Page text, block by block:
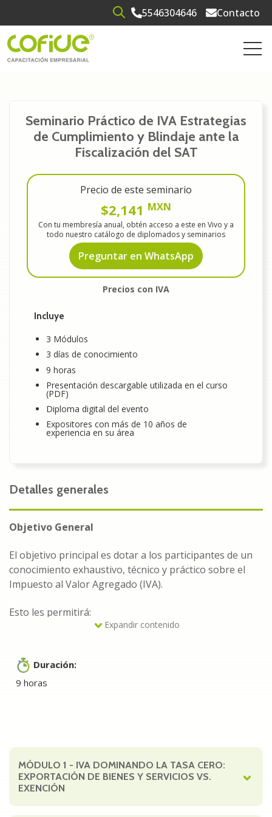
Open search5546304646 Contacto
Seminario Práctico de IVA Estrategias
de Cumplimiento y Blindaje ante la
Fiscalización del SAT
Precio de este seminario
$2,141 MXN
Con tu membresía anual, obtén acceso a este en Vivo y a
todo nuestro catálogo de diplomados y seminarios
Preguntar en WhatsApp
Precios con IVA
Incluye
3 Módulos
3 días de conocimiento
9 horas
Presentación descargable utilizada en el curso
(PDF)
Diploma digital del evento
Expositores con más de 10 años de
experiencia en su área
Detalles generales
Objetivo General
El objetivo principal es dotar a los participantes de un
conocimiento exhaustivo, técnico y práctico sobre el
Impuesto al Valor Agregado (IVA).
Esto les permitirá:
exentas y a tasa 0%.
Fortalecimiento del Cumplimiento: Implementar
mecanismos efectivos de control y documentación
de respaldo para:
Expandir contenido
Duración:
9 horas
MÓDULO 1 - IVA DOMINANDO LA TASA CERO:
EXPORTACIÓN DE BIENES Y SERVICIOS VS.
EXENCIÓN